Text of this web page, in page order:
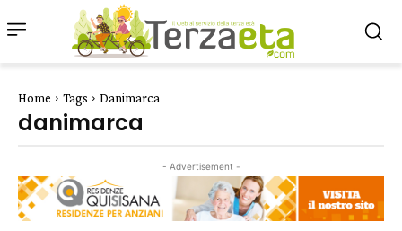
Home Tags Danimarca
danimarca
- Advertisement -